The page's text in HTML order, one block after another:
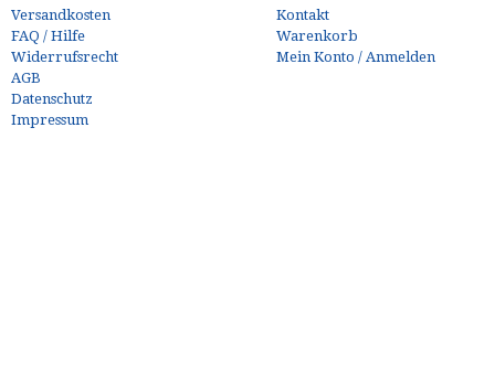
Versandkosten
FAQ / Hilfe
Widerrufsrecht
AGB
Datenschutz
Impressum
Kontakt
Warenkorb
Mein Konto / Anmelden